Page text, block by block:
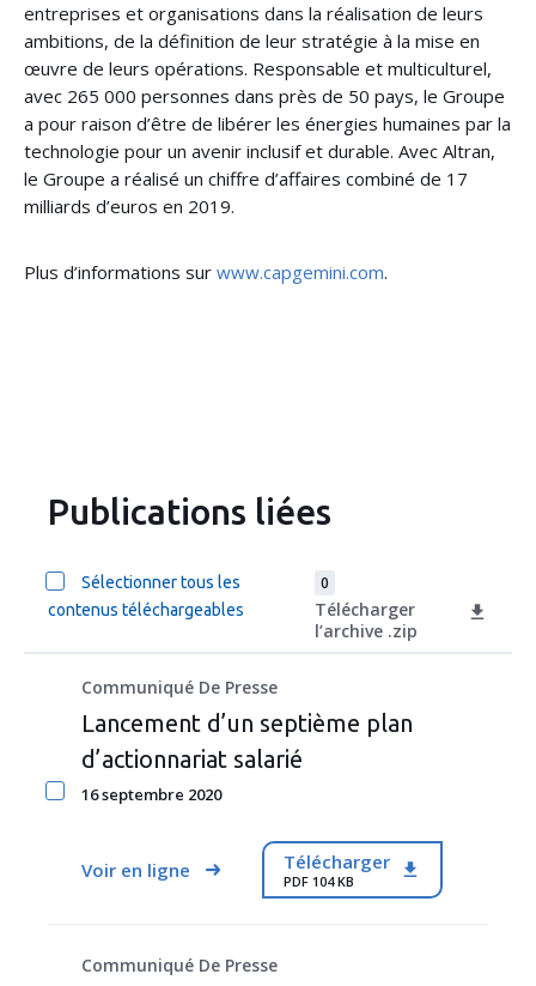
entreprises et organisations dans la réalisation de leurs
ambitions, de la définition de leur stratégie à la mise en
œuvre de leurs opérations. Responsable et multiculturel,
avec 265 000 personnes dans près de 50 pays, le Groupe
a pour raison d’être de libérer les énergies humaines par la
technologie pour un avenir inclusif et durable. Avec Altran,
le Groupe a réalisé un chiffre d’affaires combiné de 17
milliards d’euros en 2019.
Plus d’informations sur www.capgemini.com.
Publications liées
Sélectionner tous les
contenus téléchargeables
0
Télécharger
l’archive .zip
Communiqué De Presse
Lancement d’un septième plan
d’actionnariat salarié
16 septembre 2020
Voir en ligne Télécharger
PDF 104 KB
Communiqué De Presse